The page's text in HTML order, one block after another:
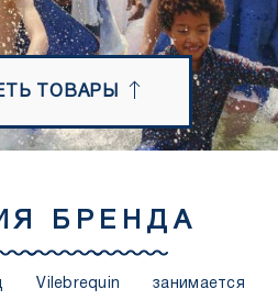
ТОВАРЫ
БРЕНДА
Vilebrequin занимается